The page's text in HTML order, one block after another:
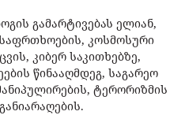
გამარტივებას ელიან,
კოსმოსური
კიბერ საკითხებზე,
წინააღმდეგ, საგარეო
ტერორიზმის